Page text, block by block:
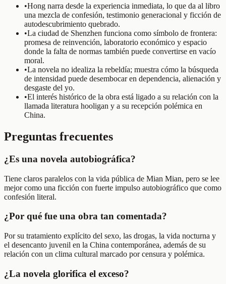
•Hong narra desde la experiencia inmediata, lo que da al libro
una mezcla de confesión, testimonio generacional y ficción de
autodescubrimiento quebrado.
•La ciudad de Shenzhen funciona como símbolo de frontera:
promesa de reinvención, laboratorio económico y espacio
donde la falta de normas también puede convertirse en vacío
moral.
•La novela no idealiza la rebeldía; muestra cómo la búsqueda
de intensidad puede desembocar en dependencia, alienación y
desgaste del yo.
•El interés histórico de la obra está ligado a su relación con la
llamada literatura hooligan y a su recepción polémica en
China.
Preguntas frecuentes
¿Es una novela autobiográfica?
Tiene claros paralelos con la vida pública de Mian Mian, pero se lee
mejor como una ficción con fuerte impulso autobiográfico que como
confesión literal.
¿Por qué fue una obra tan comentada?
Por su tratamiento explícito del sexo, las drogas, la vida nocturna y
el desencanto juvenil en la China contemporánea, además de su
relación con un clima cultural marcado por censura y polémica.
¿La novela glorifica el exceso?